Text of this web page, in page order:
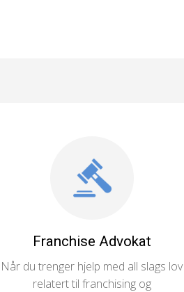
Franchise Advokat
Når du trenger hjelp med all slags lov
relatert til franchising og